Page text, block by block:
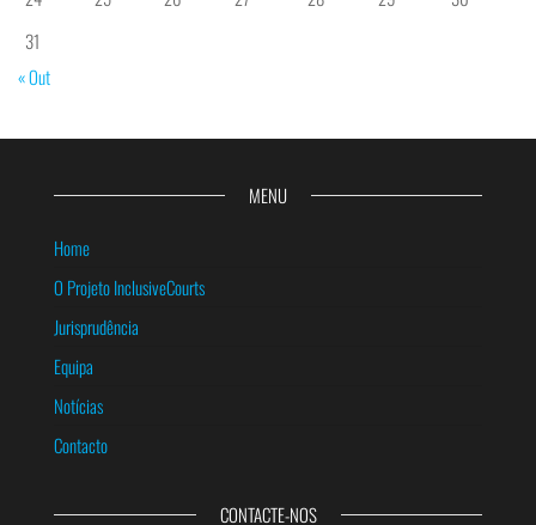
31
« Out
MENU
Home
O Projeto InclusiveCourts
Jurisprudência
Equipa
Notícias
Contacto
CONTACTE-NOS